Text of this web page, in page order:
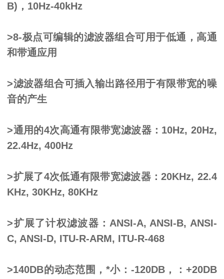
B)，10Hz-40kHz
>8-极点可编辑的滤波器组合可用于低通，高通
和带通应用
>滤波器组合可插入输出路径用于有限带宽的噪
音的产生
>通用的4次高通有限带宽滤波器：10Hz, 20Hz,
22.4Hz, 400Hz
>扩展了4次低通有限带宽滤波器：20KHz, 22.4
KHz, 30KHz, 80KHz
>扩展了计权滤波器：ANSI-A, ANSI-B, ANSI-
C, ANSI-D, ITU-R-ARM, ITU-R-468
>140DB的动态范围，*小：-120DB，：+20DB